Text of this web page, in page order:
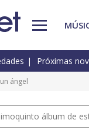
Próximas
ángel
álbum de